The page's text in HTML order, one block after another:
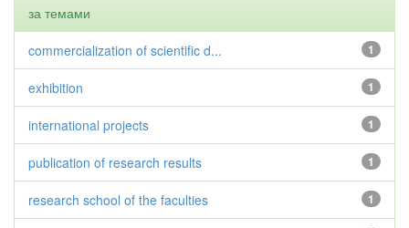
за темами
1
commercialization of scientific d...
1
exhibition
1
international projects
1
publication of research results
1
research school of the faculties